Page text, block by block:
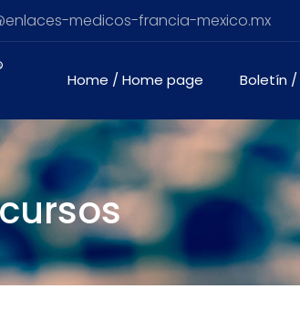
medicos-francia-mexico.mx
Home / Home page Boletín /